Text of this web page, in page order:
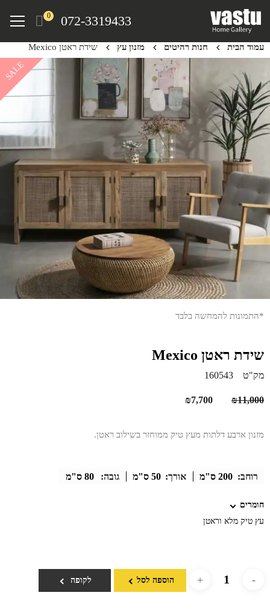
content
072-3319433
0
Menu
עמוד הבית חנות רהיטים מזנון עץ שידת ראטן Mexico
SALE
*התמונות להמחשה בלבד
שידת ראטן Mexico
מק"ט 160543
₪11,000
המחיר
היה:
₪7,700
הוא:
מזנון ארבע דלתות מעץ טיק ממוחזר בשילוב ראטן.
רוחב: 200 ס"מ אורך: 50 ס"מ גובה: 80 ס"מ
חומרים
עץ טיק מלא וראטן
הוספה לסל לקופה